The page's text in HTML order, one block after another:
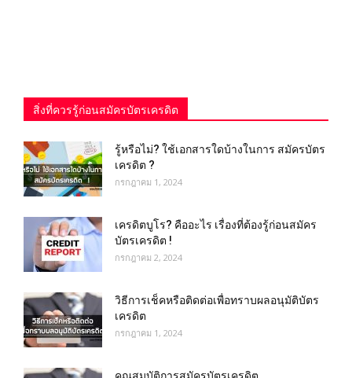
สิ่งที่ควรรู้ก่อนสมัครบัตรเครดิต
รู้หรือไม่? ใช้เอกสารใดบ้างในการ สมัครบัตร
เครดิต ?
กรกฎาคม 1, 2024
เครดิตบูโร? คืออะไร เรื่องที่ต้องรู้ก่อนสมัคร
บัตรเครดิต !
กรกฎาคม 2, 2024
วิธีการเช็คหรือติดต่อเพื่อทราบผลอนุมัติบัตร
เครดิต
กรกฎาคม 1, 2024
คุณสมบัติการสมัครบัตรเครดิต